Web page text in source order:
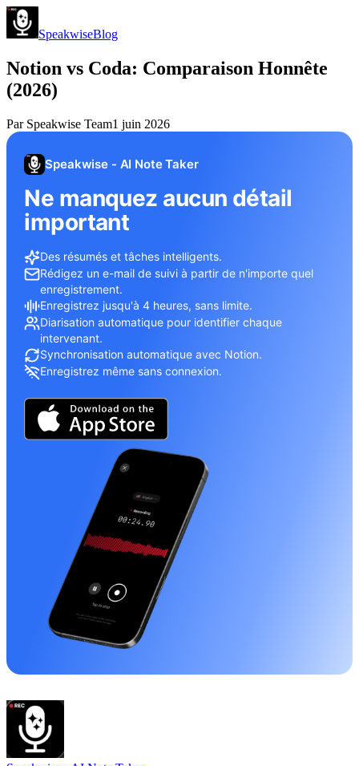
SpeakwiseBlog
Notion vs Coda: Comparaison Honnête
(2026)
Par Speakwise Team1 juin 2026
Speakwise - AI Note Taker
Ne manquez aucun détail
important
Des résumés et tâches intelligents.
Rédigez un e-mail de suivi à partir de n'importe quel
enregistrement.
Enregistrez jusqu'à 4 heures, sans limite.
Diarisation automatique pour identifier chaque
intervenant.
Synchronisation automatique avec Notion.
Enregistrez même sans connexion.